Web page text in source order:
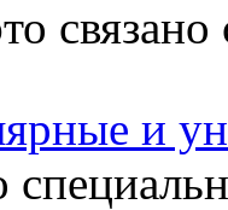
связано
и